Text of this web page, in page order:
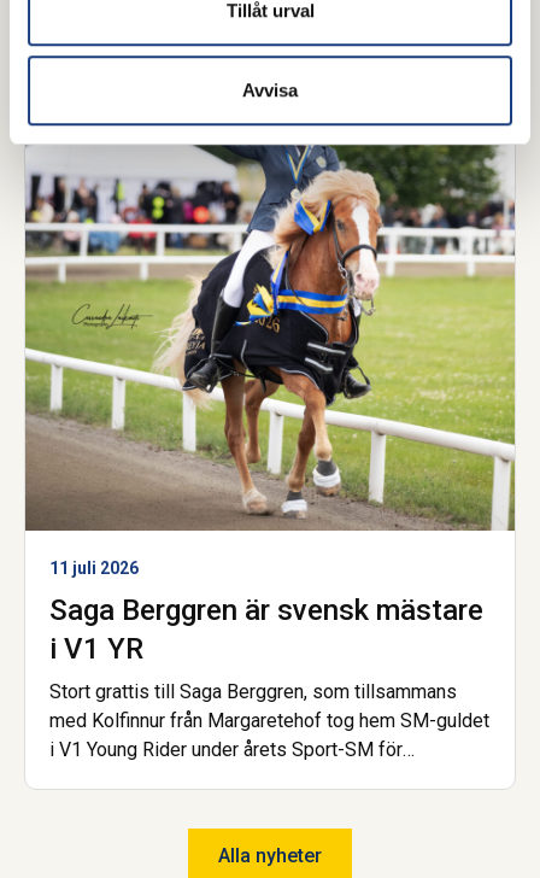
Tillåt urval
Avvisa
11 juli 2026
Saga Berggren är svensk mästare
i V1 YR
Stort grattis till Saga Berggren, som tillsammans
med Kolfinnur från Margaretehof tog hem SM-guldet
i V1 Young Rider under årets Sport-SM för
och går nu Hovslagarutbildningen, även den på
Alla nyheter